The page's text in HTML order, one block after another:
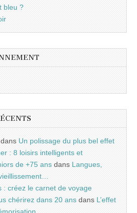
bleu ?
dans Un polissage du plus bel effet
: 8 loisirs intelligents et
de +75 ans dans Langues,
: créez le carnet de voyage
chérirez dans 20 ans dans L’effet